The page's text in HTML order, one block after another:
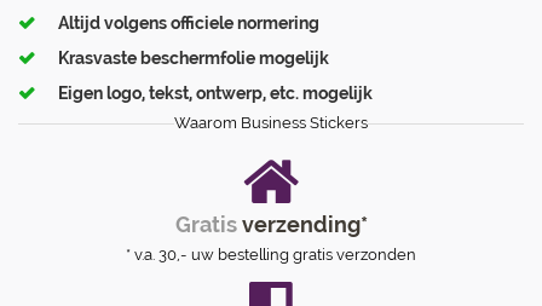
Altijd volgens officiele normering
Krasvaste beschermfolie mogelijk
Eigen logo, tekst, ontwerp, etc. mogelijk
Waarom Business Stickers
Gratisverzending*
* v.a. 30,- uw bestelling gratis verzonden